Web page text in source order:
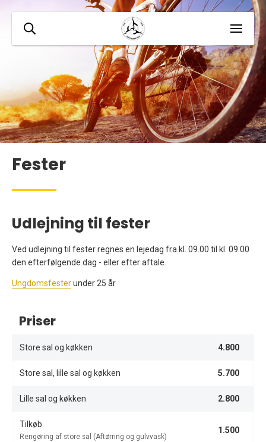
Fester
Udlejning til fester
Ved udlejning til fester regnes en lejedag fra kl. 09.00 til kl. 09.00
den efterfølgende dag - eller efter aftale.
Ungdomsfesterunder 25 år
Priser
Store sal og køkken 4.800
Store sal, lille sal og køkken 5.700
Lille sal og køkken 2.800
Tilkøb
Rengøring af store sal (Aftørring og gulvvask)
1.500